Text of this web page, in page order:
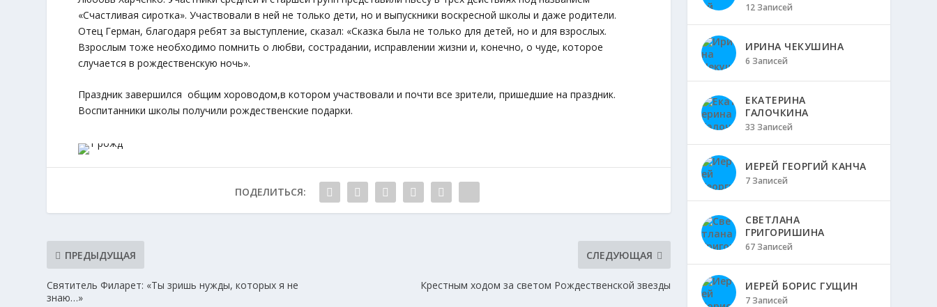
«Счастливая сиротка». Участвовали в ней не только дети, но и выпускники воскресной школы и даже родители.
Отец Герман, благодаря ребят за выступление, сказал: «Сказка была не только для детей, но и для взрослых.
Взрослым тоже необходимо помнить о любви, сострадании, исправлении жизни и, конечно, о чуде, которое
случается в рождественскую ночь».
Праздник завершился общим хороводом,в котором участвовали и почти все зрители, пришедшие на праздник.
Воспитанники школы получили рождественские подарки.
ПОДЕЛИТЬСЯ:
ПРЕДЫДУЩАЯ
Святитель Филарет: «Ты зришь нужды, которых я не
знаю…»
СЛЕДУЮЩАЯ
Крестным ходом за светом Рождественской звезды
12 Записей
ИРИНА ЧЕКУШИНА
6 Записей
ЕКАТЕРИНА
ГАЛОЧКИНА
33 Записей
ИЕРЕЙ ГЕОРГИЙ КАНЧА
7 Записей
СВЕТЛАНА
ГРИГОРИШИНА
67 Записей
ИЕРЕЙ БОРИС ГУЩИН
7 Записей